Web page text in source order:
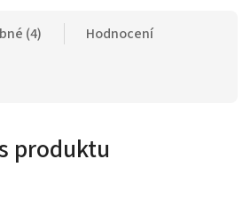
(4) Hodnocení
produktu